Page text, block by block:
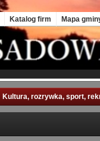
Katalog firm Mapa
Kultura, rozrywka, sport,